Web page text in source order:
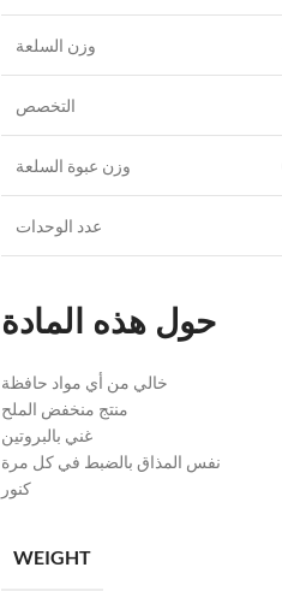
وزن السلعة
التخصص
وزن عبوة السلعة
عدد الوحدات
حول هذه المادة
خالي من أي مواد حافظة
منتج منخفض الملح
غني بالبروتين
نفس المذاق بالضبط في كل مرة
كنور
WEIGHT